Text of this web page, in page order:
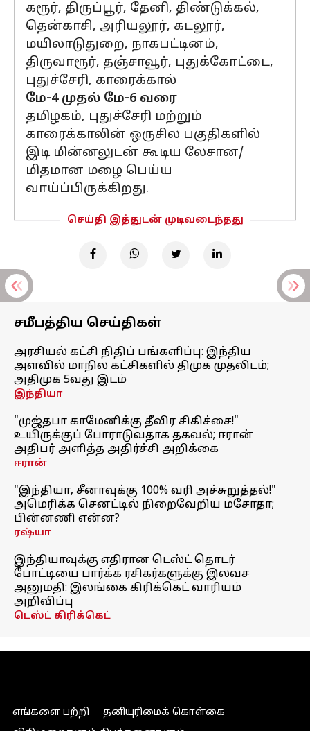
கரூர், திருப்பூர், தேனி, திண்டுக்கல்,
தென்காசி, அரியலூர், கடலூர்,
மயிலாடுதுறை, நாகபட்டினம்,
திருவாரூர், தஞ்சாவூர், புதுக்கோட்டை,
புதுச்சேரி, காரைக்கால்
மே-4 முதல் மே-6 வரை
தமிழகம், புதுச்சேரி மற்றும்
காரைக்காலின் ஒருசில பகுதிகளில்
இடி மின்னலுடன் கூடிய லேசான/
மிதமான மழை பெய்ய
வாய்ப்பிருக்கிறது.
செய்தி இத்துடன் முடிவடைந்தது
சமீபத்திய செய்திகள்
அரசியல் கட்சி நிதிப் பங்களிப்பு: இந்திய
அளவில் மாநில கட்சிகளில் திமுக முதலிடம்;
அதிமுக 5வது இடம்
இந்தியா
"முஜ்தபா காமேனிக்கு தீவிர சிகிச்சை!"
உயிருக்குப் போராடுவதாக தகவல்; ஈரான்
அதிபர் அளித்த அதிர்ச்சி அறிக்கை
ஈரான்
"இந்தியா, சீனாவுக்கு 100% வரி அச்சுறுத்தல்!"
அமெரிக்க செனட்டில் நிறைவேறிய மசோதா;
பின்னணி என்ன?
ரஷ்யா
இந்தியாவுக்கு எதிரான டெஸ்ட் தொடர்
போட்டியை பார்க்க ரசிகர்களுக்கு இலவச
அனுமதி: இலங்கை கிரிக்கெட் வாரியம்
அறிவிப்பு
டெஸ்ட் கிரிக்கெட்
எங்களை பற்றி
தனியுரிமைக் கொள்கை